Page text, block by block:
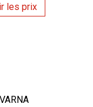
les prix